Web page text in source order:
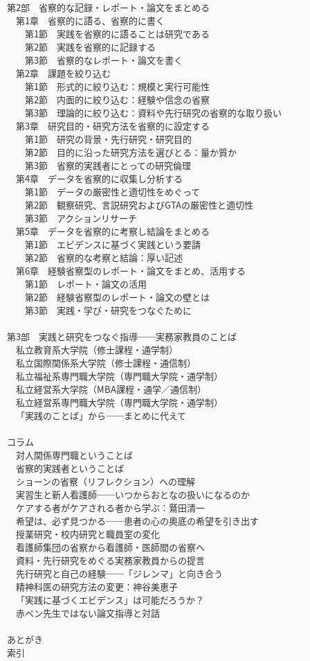
第2部 省察的な記録・レポート・論文をまとめる
第1章 省察的に語る、省察的に書く
第1節 実践を省察的に語ることは研究である
第2節 実践を省察的に記録する
第3節 省察的なレポート・論文を書く
第2章 課題を絞り込む
第1節 形式的に絞り込む：規模と実行可能性
第2節 内面的に絞り込む：経験や信念の省察
第3節 理論的に絞り込む：資料や先行研究の省察的な取り扱い
第3章 研究目的・研究方法を省察的に設定する
第1節 研究の背景・先行研究・研究目的
第2節 目的に沿った研究方法を選びとる：量か質か
第3節 省察的実践者にとっての研究倫理
第4章 データを省察的に収集し分析する
第1節 データの厳密性と適切性をめぐって
第2節 観察研究、言説研究およびGTAの厳密性と適切性
第3節 アクションリサーチ
第5章 データを省察的に考察し結論をまとめる
第1節 エビデンスに基づく実践という要請
第2節 省察的な考察と結論：厚い記述
第6章 経験省察型のレポート・論文をまとめ、活用する
第1節 レポート・論文の活用
第2節 経験省察型のレポート・論文の壁とは
第3節 実践・学び・研究をつなぐために
第3部 実践と研究をつなぐ指導──実務家教員のことば
私立教育系大学院（修士課程・通学制）
私立国際関係系大学院（修士課程・通信制）
私立福祉系専門職大学院（専門職大学院・通学制）
私立経営系大学院（MBA課程・通学／通信制）
私立経営系専門職大学院（専門職大学院・通学制）
「実践のことば」から──まとめに代えて
コラム
対人関係専門職ということば
省察的実践者ということば
ショーンの省察（リフレクション）への理解
実習生と新人看護師──いつからおとなの扱いになるのか
ケアする者がケアされる者から学ぶ：鷲田清一
希望は、必ず見つかる──患者の心の奥底の希望を引き出す
授業研究・校内研究と職員室の変化
看護師集団の省察から看護師・医師間の省察へ
資料・先行研究をめぐる実務家教員からの提言
先行研究と自己の経験──「ジレンマ」と向き合う
精神科医の研究方法の変更：神谷美恵子
「実践に基づくエビデンス」は可能だろうか？
赤ペン先生ではない論文指導と対話
あとがき
索引